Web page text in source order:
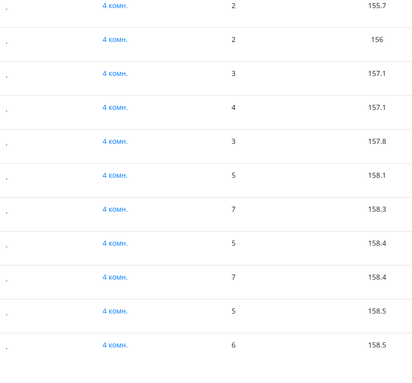
4 комн. 2 155.7
4 комн. 2 156
4 комн. 3 157.1
4 комн. 4 157.1
4 комн. 3 157.8
4 комн. 5 158.1
4 комн. 7 158.3
4 комн. 5 158.4
4 комн. 7 158.4
4 комн. 5 158.5
4 комн. 6 158.5